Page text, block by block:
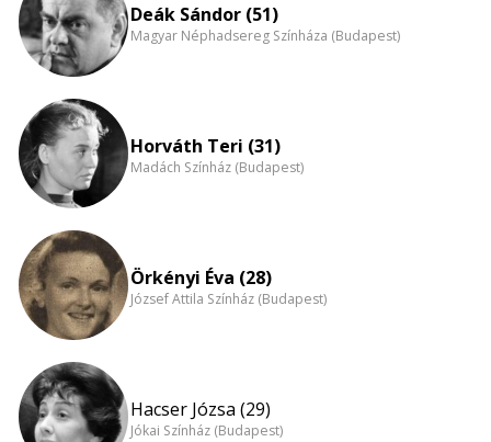
Deák Sándor (51)
Magyar Néphadsereg Színháza (Budapest)
Horváth Teri (31)
Madách Színház (Budapest)
Örkényi Éva (28)
József Attila Színház (Budapest)
Hacser Józsa (29)
Jókai Színház (Budapest)